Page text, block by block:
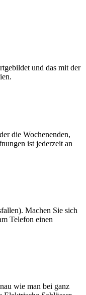
und das mit der
die Wochenenden,
ist jederzeit an
Machen Sie sich
Telefon einen
wie man bei ganz